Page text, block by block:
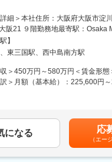
ります。
いて
ム上場「いすゞ自動車株式会社
た受注環境が強みで、グループ
・寮、賃貸しているオフィスビ
。
直行直帰や社用車付与を行って
】
の地域に基づき、大阪・京都・
ン施工管理のリーダー候補として
工計画・品質・工程・安全管理
望を聞き、ご経験や資格等から
説明や見学が可能です。
細＞本社住所：大阪府大阪市淀
阪21 ９階勤務地最寄駅：Osaka
喫煙対策：敷地内喫煙可能場所あり
】
東三国駅、西中島南方駅
＞450万円～580万円＜賃金形態
＞月額（基本給）：225,600円
＞■昇給：年1回（金額 1月あたり
与：年2回※過去実績3ヶ月■決算賞
ついては別途支給賃金はあくま
通じて上下する可能性がありま
になる 応
（エー